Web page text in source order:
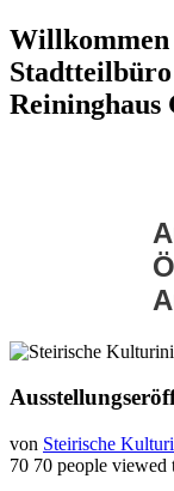
Stadtteilbüro
Reininghaus
von Steirische
70 70 people viewed